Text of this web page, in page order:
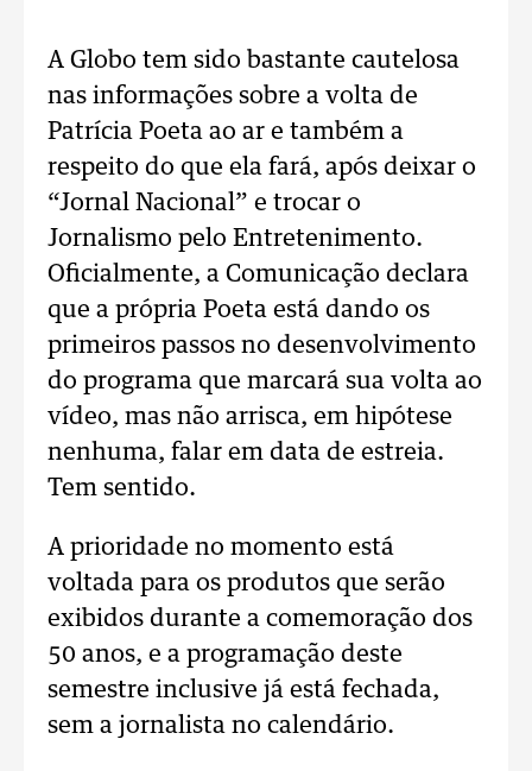
A Globo tem sido bastante cautelosa
nas informações sobre a volta de
Patrícia Poeta ao ar e também a
respeito do que ela fará, após deixar o
“Jornal Nacional” e trocar o
Jornalismo pelo Entretenimento.
Oficialmente, a Comunicação declara
que a própria Poeta está dando os
primeiros passos no desenvolvimento
do programa que marcará sua volta ao
vídeo, mas não arrisca, em hipótese
nenhuma, falar em data de estreia.
Tem sentido.
A prioridade no momento está
voltada para os produtos que serão
exibidos durante a comemoração dos
50 anos, e a programação deste
semestre inclusive já está fechada,
sem a jornalista no calendário.